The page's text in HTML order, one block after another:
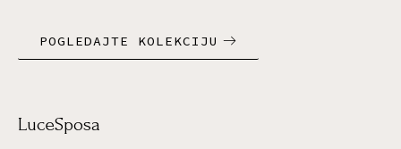
POGLEDAJTE KOLEKCIJU
LuceSposa